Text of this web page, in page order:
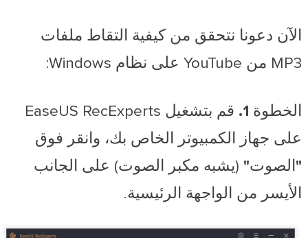
الآن دعونا نتحقق من كيفية التقاط ملفات
MP3 من YouTube على نظام Windows:
الخطوة 1.
قم بتشغيل EaseUS RecExperts
على جهاز الكمبيوتر الخاص بك، وانقر فوق
"الصوت" (يشبه مكبر الصوت) على الجانب
الأيسر من الواجهة الرئيسية.